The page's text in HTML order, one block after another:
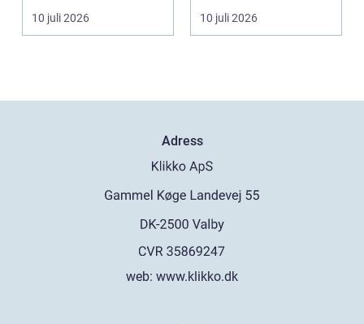
välmående i liv...
10 juli 2026 10 juli 2026
Adress
web: www.klikko.dk